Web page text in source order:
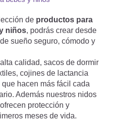
de productos para
niños, podrás crear desde
sueño seguro, cómodo y
calidad, sacos de dormir
cojines de lactancia
hacen más fácil cada
Además nuestros nidos
protección y
meses de vida.